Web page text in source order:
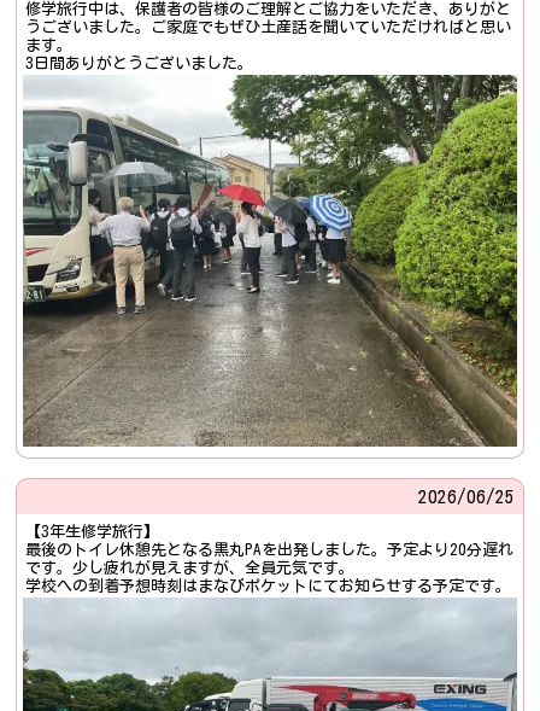
修学旅行中は、保護者の皆様のご理解とご協力をいただき、ありがと
うございました。ご家庭でもぜひ土産話を聞いていただければと思い
ます。
3日間ありがとうございました。
2026/06/25
【3年生修学旅行】
最後のトイレ休憩先となる黒丸PAを出発しました。予定より20分遅れ
です。少し疲れが見えますが、全員元気です。
学校への到着予想時刻はまなびポケットにてお知らせする予定です。